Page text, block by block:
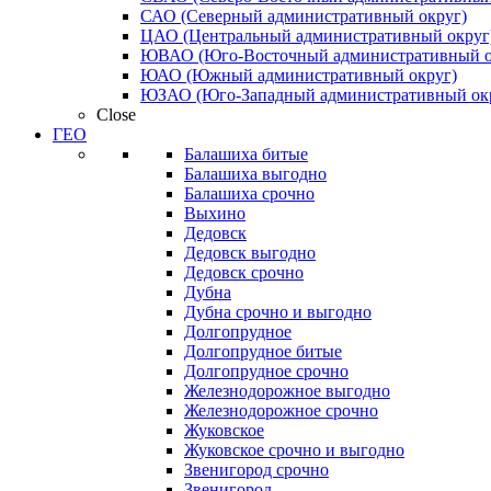
САО (Северный административный округ)
ЦАО (Центральный административный
ЮВАО (Юго-Восточный административный
ЮАО (Южный административный округ)
ЮЗАО (Юго-Западный административный
Close
ГЕО
Балашиха битые
Балашиха выгодно
Балашиха срочно
Выхино
Дедовск
Дедовск выгодно
Дедовск срочно
Дубна
Дубна срочно и выгодно
Долгопрудное
Долгопрудное битые
Долгопрудное срочно
Железнодорожное выгодно
Железнодорожное срочно
Жуковское
Жуковское срочно и выгодно
Звенигород срочно